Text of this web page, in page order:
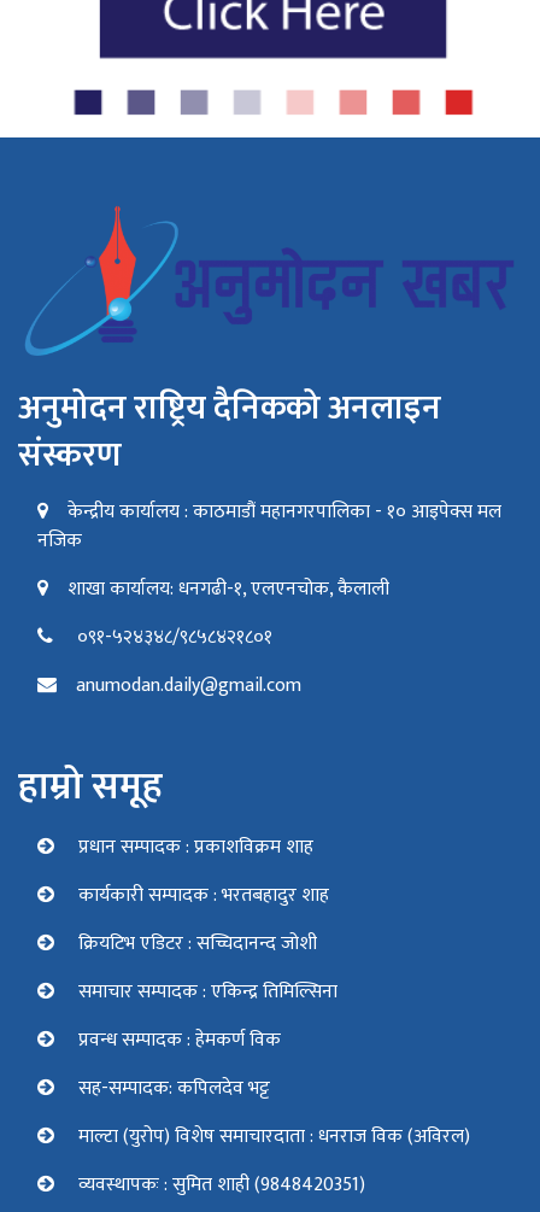
अनुमोदन राष्ट्रिय दैनिकको अनलाइन
संस्करण
केन्द्रीय कार्यालय : काठमाडौं महानगरपालिका - १० आइपेक्स मल
नजिक
शाखा कार्यालय: धनगढी-१, एलएनचोक, कैलाली
०९१-५२४३४८/९८५८४२१८०१
anumodan.daily@gmail.com
हाम्रो समूह
प्रधान सम्पादक : प्रकाशविक्रम शाह
कार्यकारी सम्पादक : भरतबहादुर शाह
क्रियटिभ एडिटर : सच्चिदानन्द जोशी
समाचार सम्पादक : एकिन्द्र तिमिल्सिना
प्रवन्ध सम्पादक : हेमकर्ण विक
सह-सम्पादक: कपिलदेव भट्ट
माल्टा (युरोप) विशेष समाचारदाता : धनराज विक (अविरल)
व्यवस्थापकः : सुमित शाही (9848420351)